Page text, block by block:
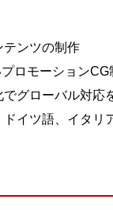
テンツの制作
ロモーションCG
グローバル対応
イツ語、イタリ